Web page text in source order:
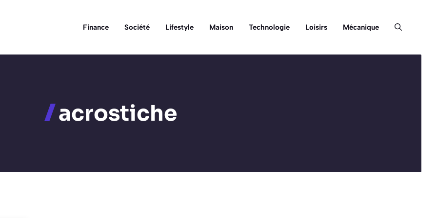
Finance Société Lifestyle Maison Technologie Loisirs Mécanique
acrostiche